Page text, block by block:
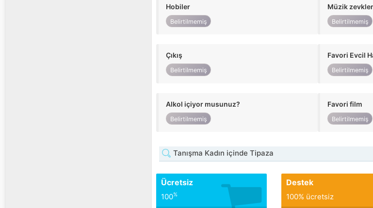
Hobiler
Belirtilmemiş
Müzik
Belirtilmemiş
Çıkış
Belirtilmemiş
Favori Evcil
Belirtilmemiş
Alkol içiyor musunuz?
Belirtilmemiş
Favori film
Belirtilmemiş
Tanışma Kadın içinde Tipaza
Ücretsiz
100%
Destek
100% ücretsiz